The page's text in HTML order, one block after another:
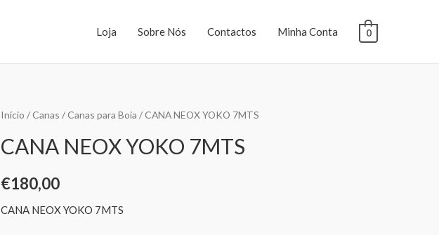
Loja Sobre Nós Contactos Minha Conta 0
Início /Canas /Canas para Boia / CANA NEOX YOKO 7MTS
CANA NEOX YOKO 7MTS
€180,00
CANA NEOX YOKO 7MTS